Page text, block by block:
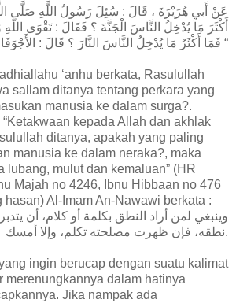
أَكْثَرَ مَا يُدْخِلُ النَّاسَ الْجَنَّةَ ؟ فَقَالَ : تَقْوَى
فَمَا أَكْثَرُ مَا يُدْخِلُ النَّاسَ النَّارَ ؟ قَالَ : الأَجْوَفَانِ : الْفَمُ وَالْفَرْجُ “
‘anhu berkata, Rasulullah
sallam ditanya tentang perkara yang
manusia ke dalam surga?.
kepada Allah dan akhlak
ditanya, apakah yang paling
manusia ke dalam neraka?, maka
lubang, mulut dan kemaluan” (HR
Majah no 4246, Ibnu Hibbaan no 476
Al-Imam An-Nawawi berkata :
نطقه، فإن ظهرت مصلحته تكلم، وإلا أمسك.
ingin berucap dengan suatu kalimat
merenungkannya dalam hatinya
Jika nampak ada